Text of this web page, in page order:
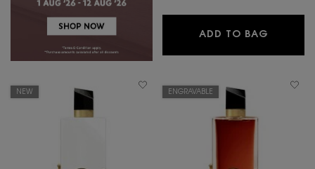
ADD TO BAG
NEW ENGRAVABLE